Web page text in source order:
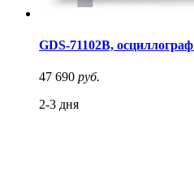
GDS-71102B,
47 690 руб.
2-3 дня